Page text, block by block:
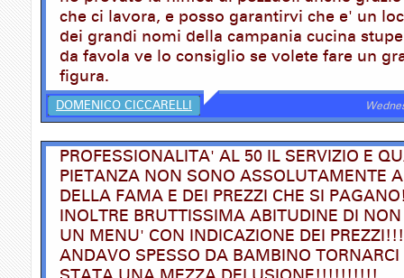
che ci lavora, e posso garantirvi che e' un
dei grandi nomi della campania cucina
da favola ve lo consiglio se volete fare un
figura.
DOMENICO CICCARELLI
PROFESSIONALITA' AL 50 IL SERVIZIO E
PIETANZA NON SONO ASSOLUTAMENTE
DELLA FAMA E DEI PREZZI CHE SI
INOLTRE BRUTTISSIMA ABITUDINE DI NON
UN MENU' CON INDICAZIONE DEI
ANDAVO SPESSO DA BAMBINO TORNARCI